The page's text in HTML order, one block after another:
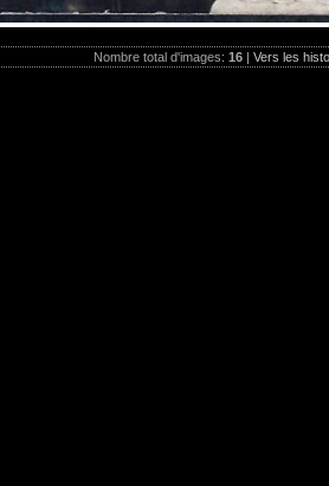
Nombre total d'images: 16 | Vers les